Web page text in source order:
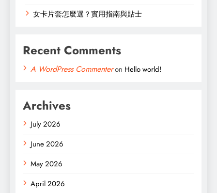
女卡片套怎麼選？實用指南與貼士
Recent Comments
A WordPress Commenteron Hello world!
Archives
July 2026
June 2026
May 2026
April 2026